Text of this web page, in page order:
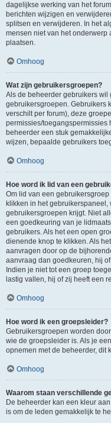
dagelijkse werking van het
berichten wijzigen en
splitsen en verwijderen. In het
mensen niet van het onderwerp
plaatsen.
Omhoog
Wat zijn gebruikersgroepen?
Als de beheerder gebruikers
gebruikersgroepen. Gebruikers
verschilt per forum), deze
permissies/toegangspermissies
beheerder een stuk
wijzen, bepaalde gebruikers
Omhoog
Hoe word ik lid van een
Om lid van een
klikken in het
gebruikersgroepen krijgt. Niet
een goedkeuring van je
gebruikers. Als het een open
dienende knop te klikken. Als
aanvragen door op de
aanvraag dan goedkeuren, hij
Indien je niet tot een groep
lastig vallen, hij of zij heeft een
Omhoog
Hoe word ik een groepsleider?
Gebruikersgroepen worden
wie de groepsleider is. Als je
opnemen met de beheerder, dit
Omhoog
Waarom staan verschillende
De beheerder kan een kleur
is om de leden gemakkelijk te